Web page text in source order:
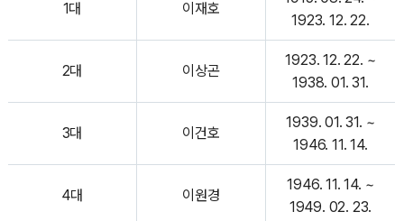
1대 이재호
1923. 12. 22.
2대 이상곤
1923. 12. 22. ~
1938. 01. 31.
3대 이건호
1939. 01. 31. ~
1946. 11. 14.
4대 이원경
1946. 11. 14. ~
1949. 02. 23.